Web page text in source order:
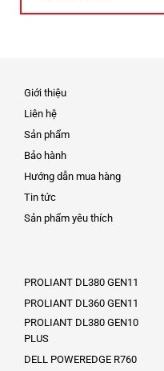
Giới thiệu
Liên hệ
Sản phẩm
Bảo hành
Hướng dẫn mua hàng
Tin tức
Sản phẩm yêu thích
PROLIANT DL380 GEN11
PROLIANT DL360 GEN11
PROLIANT DL380 GEN10
PLUS
DELL POWEREDGE R760